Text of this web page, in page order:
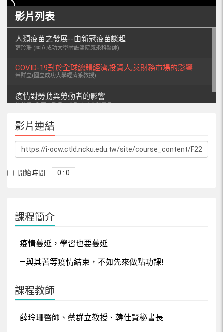
影片列表
人類疫苗之發展--由新冠疫苗談起
薛玲珊 (國立成功大學附設醫院感染科醫師)
COVID-19對於全球總體經濟,投資人,與財務市場的影響
蔡群立(國立成功大學經濟系教授)
疫情對勞動與勞動者的影響
影片連結
開始時間 0 : 0
課程簡介
疫情蔓延，學習也要蔓延
—與其苦等疫情結束，不如先來做點功課!
課程教師
薛玲珊醫師、蔡群立教授、韓仕賢秘書長